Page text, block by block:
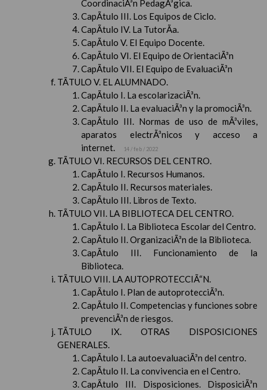
CoordinaciÃ³n PedagÃ³gica.
CapÃ­tulo III. Los Equipos de Ciclo.
CapÃ­tulo IV. La TutorÃ­a.
CapÃ­tulo V. El Equipo Docente.
CapÃ­tulo VI. El Equipo de OrientaciÃ³n
CapÃ­tulo VII. El Equipo de EvaluaciÃ³n
TÃTULO V. EL ALUMNADO.
CapÃ­tulo I. La escolarizaciÃ³n.
CapÃ­tulo II. La evaluaciÃ³n y la promociÃ³n.
CapÃ­tulo III. Normas de uso de mÃ³viles,
aparatos electrÃ³nicos y acceso a
internet.
14 / feb / 2022
TÃTULO VI. RECURSOS DEL CENTRO.
CapÃ­tulo I. Recursos Humanos.
CapÃ­tulo II. Recursos materiales.
CapÃ­tulo III. Libros de Texto.
TÃTULO VII. LA BIBLIOTECA DEL CENTRO.
CapÃ­tulo I. La Biblioteca Escolar del Centro.
CapÃ­tulo II. OrganizaciÃ³n de la Biblioteca.
CapÃ­tulo III. Funcionamiento de la
Biblioteca.
TÃTULO VIII. LA AUTOPROTECCIÃ“N.
CapÃ­tulo I. Plan de autoprotecciÃ³n.
CapÃ­tulo II. Competencias y funciones sobre
prevenciÃ³n de riesgos.
TÃTULO IX. OTRAS DISPOSICIONES
GENERALES.
CapÃ­tulo I. La autoevaluaciÃ³n del centro.
CapÃ­tulo II. La convivencia en el Centro.
CapÃ­tulo III. Disposiciones. DisposiciÃ³n